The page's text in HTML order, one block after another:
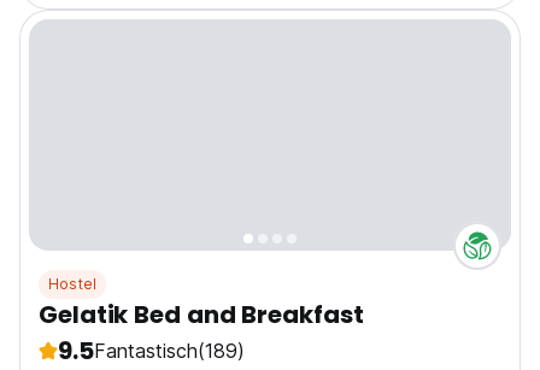
Hostel
Gelatik Bed and Breakfast
9.5Fantastisch(189)